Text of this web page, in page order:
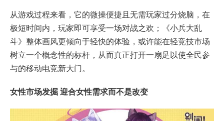
从游戏过程来看，它的微操便捷且无需玩家过分烧脑，在
极短时间内，玩家即可享受一场对战之欢；《小兵大乱
斗》整体画风更倾向于轻快的体验，或许能在轻竞技市场
树立一个概念性的标杆，从而真正打开一扇足以使全民参
与的移动电竞新大门。
女性市场发掘 迎合女性需求而不是改变